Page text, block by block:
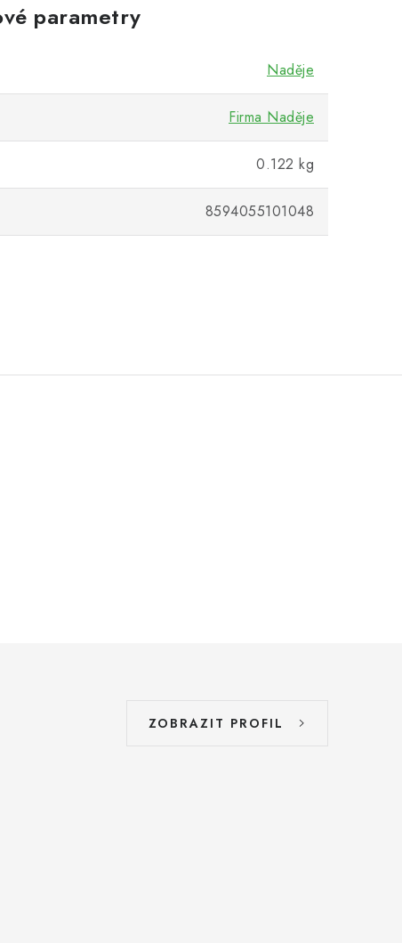
parametry
Naděje
Firma Naděje
0.122 kg
8594055101048
ZOBRAZIT PROFIL